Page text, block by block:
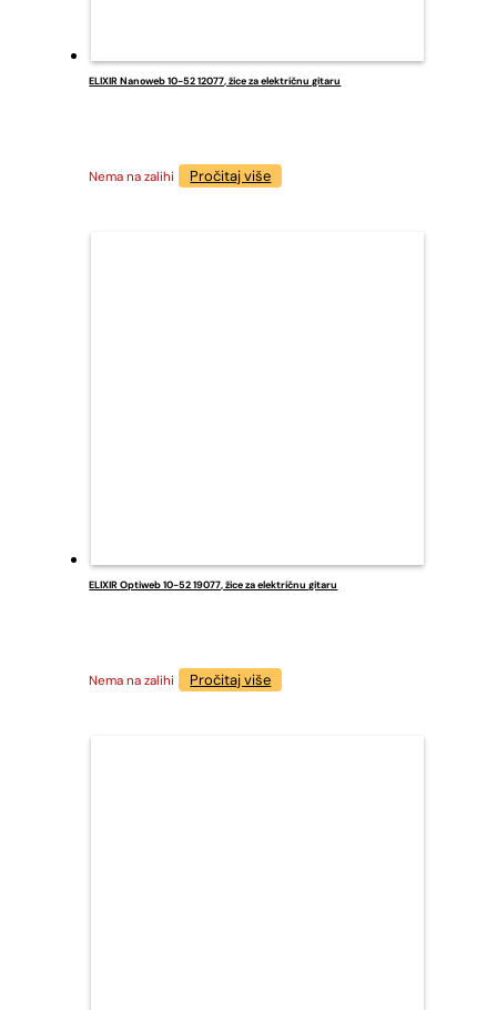
ELIXIR Nanoweb 10-52 12077, žice za električnu gitaru
Nema na zalihi Pročitaj više
ELIXIR Optiweb 10-52 19077, žice za električnu gitaru
Nema na zalihi Pročitaj više